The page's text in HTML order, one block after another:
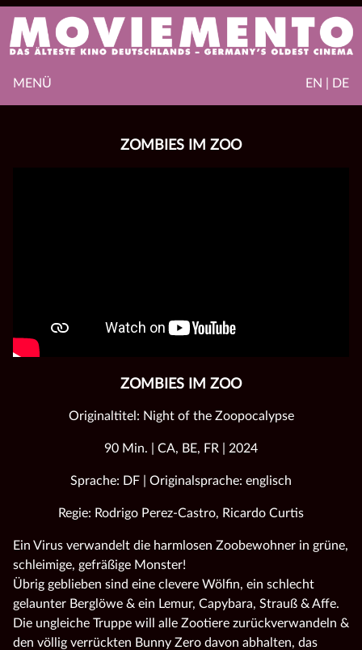
EN | DE
MENÜ
ZOMBIES IM ZOO
ZOMBIES IM ZOO
Originaltitel: Night of the Zoopocalypse
90 Min. | CA, BE, FR | 2024
Sprache: DF | Originalsprache: englisch
Regie: Rodrigo Perez-Castro, Ricardo Curtis
Ein Virus verwandelt die harmlosen Zoobewohner in grüne,
schleimige, gefräßige Monster!
Übrig geblieben sind eine clevere Wölfin, ein schlecht
gelaunter Berglöwe & ein Lemur, Capybara, Strauß & Affe.
Die ungleiche Truppe will alle Zootiere zurückverwandeln &
den völlig verrückten Bunny Zero davon abhalten, das